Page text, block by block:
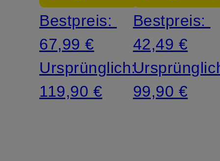
Bestpreis:
67,99 €
Ursprünglich:
119,90 €
Bestpreis:
42,49 €
99,90 €